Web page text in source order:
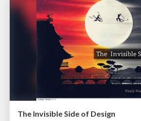
The Invisible Side of Design